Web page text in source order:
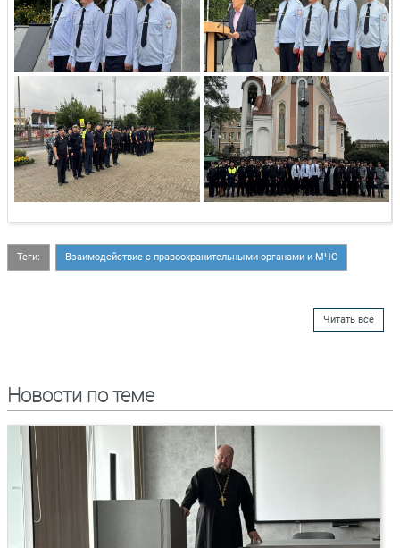
Теги: Взаимодействие с правоохранительными органами и МЧС
Читать все
Новости по теме